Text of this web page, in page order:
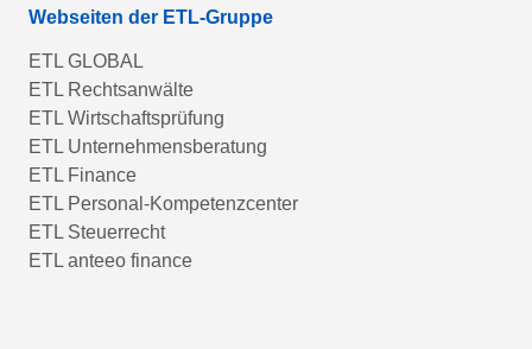
Webseiten der ETL-Gruppe
ETL GLOBAL
ETL Rechtsanwälte
ETL Wirtschaftsprüfung
ETL Unternehmensberatung
ETL Finance
ETL Personal-Kompetenzcenter
ETL Steuerrecht
ETL anteeo finance